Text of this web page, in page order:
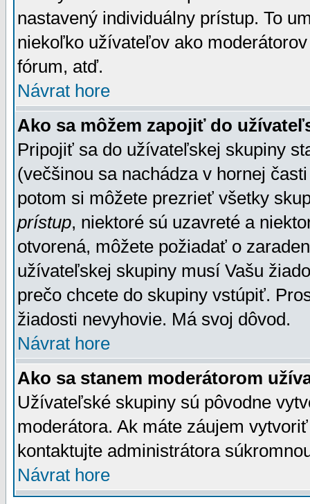
nastavený individuálny prístup. To
niekoľko užívateľov ako
fórum, atď.
Návrat hore
Ako sa môžem zapojiť do
Pripojiť sa do užívateľskej skupiny
(večšinou sa nachádza v hornej
potom si môžete prezrieť všetky
prístup, niektoré sú uzavreté a
otvorená, môžete požiadať o
užívateľskej skupiny musí Vašu
prečo chcete do skupiny vstúpiť.
žiadosti nevyhovie. Má svoj dôvod.
Návrat hore
Ako sa stanem moderátorom
Užívateľské skupiny sú pôvodne
moderátora. Ak máte záujem
kontaktujte administrátora
Návrat hore